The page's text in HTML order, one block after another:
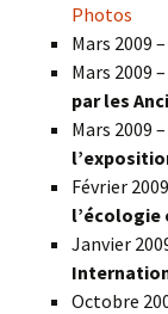
Photos
Mars 2009 –
Mars 2009 –
par les
Mars 2009 –
Février
l’écologie
Janvier
Octobre